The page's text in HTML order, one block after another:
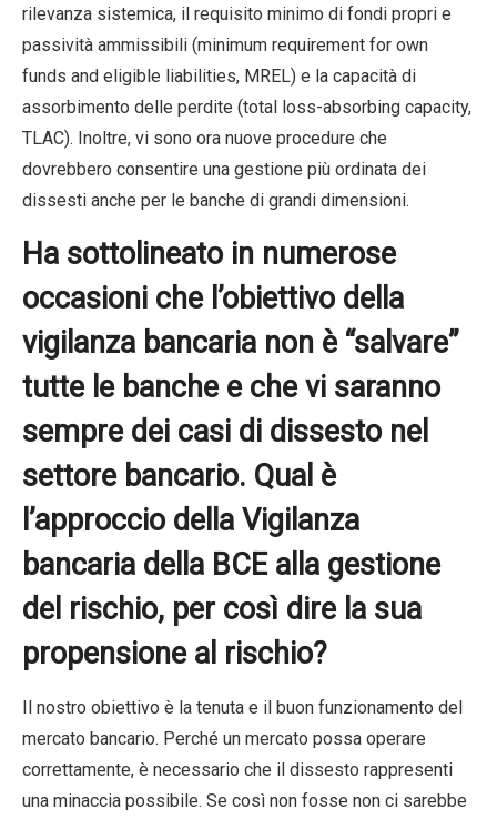
rilevanza sistemica, il requisito minimo di fondi propri e
passività ammissibili (minimum requirement for own
funds and eligible liabilities, MREL) e la capacità di
assorbimento delle perdite (total loss-absorbing capacity,
TLAC). Inoltre, vi sono ora nuove procedure che
dovrebbero consentire una gestione più ordinata dei
dissesti anche per le banche di grandi dimensioni.
Ha sottolineato in numerose
occasioni che l’obiettivo della
vigilanza bancaria non è “salvare”
tutte le banche e che vi saranno
sempre dei casi di dissesto nel
settore bancario. Qual è
l’approccio della Vigilanza
bancaria della BCE alla gestione
del rischio, per così dire la sua
propensione al rischio?
Il nostro obiettivo è la tenuta e il buon funzionamento del
mercato bancario. Perché un mercato possa operare
correttamente, è necessario che il dissesto rappresenti
una minaccia possibile. Se così non fosse non ci sarebbe